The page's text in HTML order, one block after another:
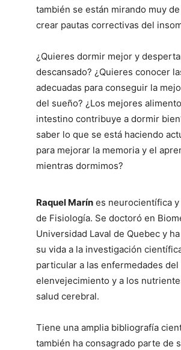
también se están mirando muy
crear pautas correctivas del
¿Quieres dormir mejor y
descansado? ¿Quieres conocer
adecuadas para conseguir la
del sueño? ¿Los mejores
intestino contribuye a dormir
saber lo que se está haciendo
para mejorar la memoria y el
mientras dormimos?
Raquel Marín es neurocientífica
de Fisiología. Se doctoró en
Universidad Laval de Quebec y
su vida a la investigación
particular a las enfermedades
elenvejecimiento y a los
salud cerebral.
Tiene una amplia bibliografía
también ha consagrado parte de